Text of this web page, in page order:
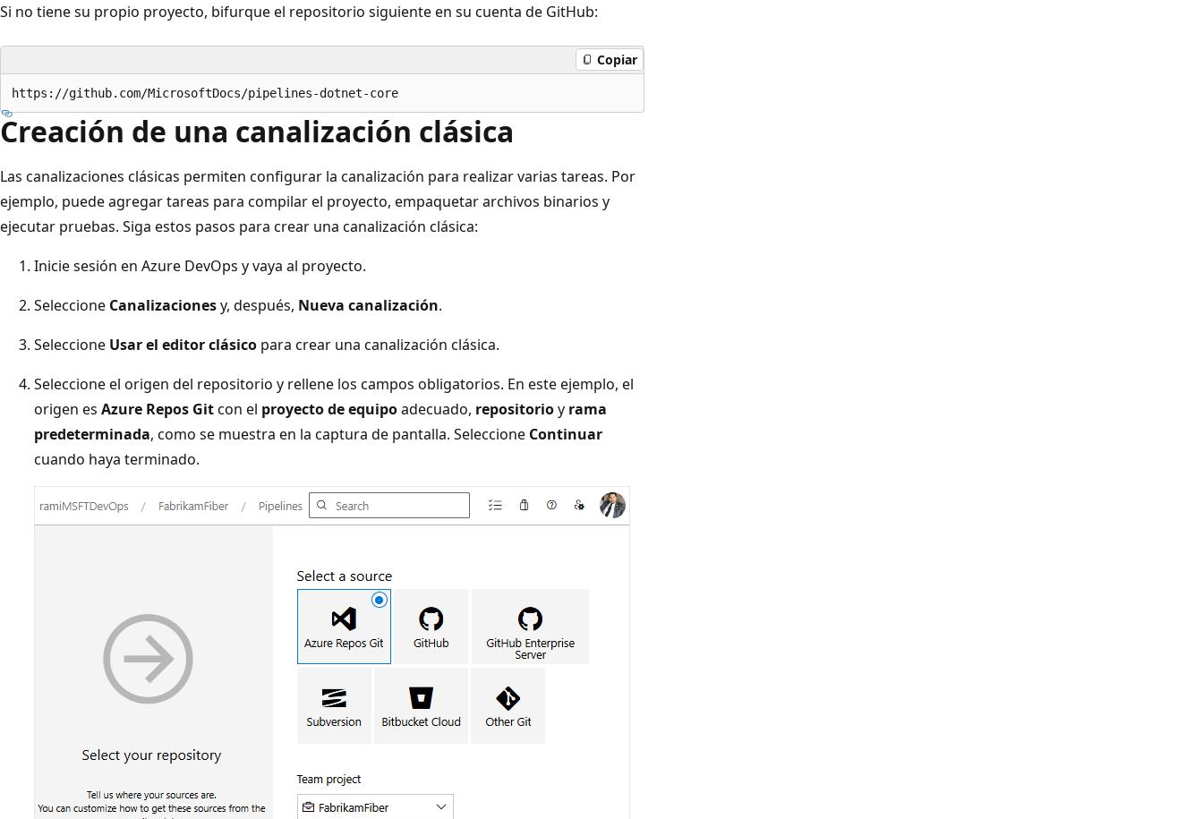
Si no tiene su propio proyecto, bifurque el repositorio siguiente en su cuenta de GitHub:
Copiar
Creación de una canalización clásica
Las canalizaciones clásicas permiten configurar la canalización para realizar varias tareas. Por
ejemplo, puede agregar tareas para compilar el proyecto, empaquetar archivos binarios y
ejecutar pruebas. Siga estos pasos para crear una canalización clásica:
Inicie sesión en Azure DevOps y vaya al proyecto.
Seleccione Canalizacionesy, después, Nueva canalización.
Seleccione Usar el editor clásico para crear una canalización clásica.
Seleccione el origen del repositorio y rellene los campos obligatorios. En este ejemplo, el
origen es Azure Repos Gitcon el proyecto de equipoadecuado, repositorioy rama
predeterminada, como se muestra en la captura de pantalla. Seleccione Continuar
cuando haya terminado.